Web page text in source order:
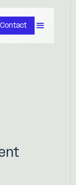
Contact